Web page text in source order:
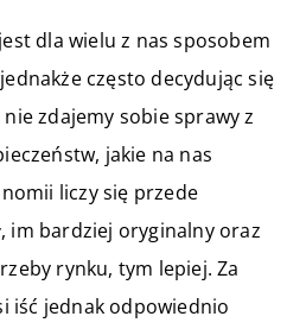
dla wielu z nas sposobem
często decydując się
zdajemy sobie sprawy z
jakie na nas
liczy się przede
im bardziej oryginalny oraz
rynku, tym lepiej. Za
iść jednak odpowiednio